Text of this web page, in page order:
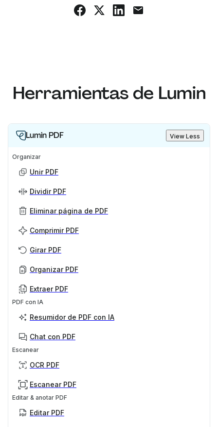
Herramientas de Lumin
Lumin PDF View Less
Organizar
Unir PDF
Dividir PDF
Eliminar página de PDF
Comprimir PDF
Girar PDF
Organizar PDF
Extraer PDF
PDF con IA
Resumidor de PDF con IA
Chat con PDF
Escanear
OCR PDF
Escanear PDF
Editar & anotar PDF
Editar PDF